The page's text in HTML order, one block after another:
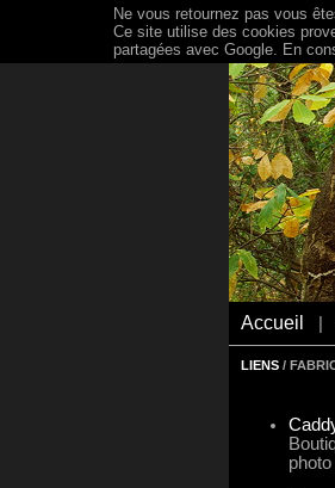
Accueil
LIENS /
Ne vous retournez pas vous
Ce site utilise des cookies
partagées avec Google. En